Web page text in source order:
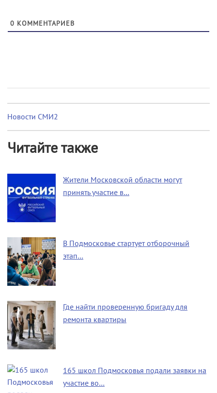
0 КОММЕНТАРИЕВ
Новости СМИ2
Читайте также
Жители Московской области могут
принять участие в…
В Подмосковье стартует отборочный
этап…
Где найти проверенную бригаду для
ремонта квартиры
165 школ Подмосковья подали заявки на
участие во…